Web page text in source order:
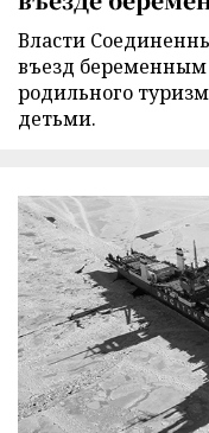
Власти
въезд
родильного
детьми.